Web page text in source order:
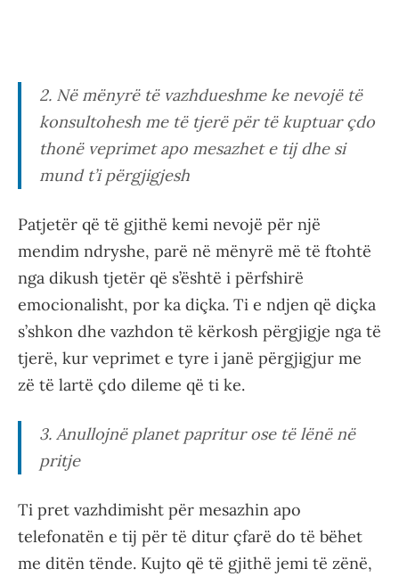
2. Në mënyrë të vazhdueshme ke nevojë të
konsultohesh me të tjerë për të kuptuar çdo
thonë veprimet apo mesazhet e tij dhe si
mund t’i përgjigjesh
Patjetër që të gjithë kemi nevojë për një
mendim ndryshe, parë në mënyrë më të ftohtë
nga dikush tjetër që s’është i përfshirë
emocionalisht, por ka diçka. Ti e ndjen që diçka
s’shkon dhe vazhdon të kërkosh përgjigje nga të
tjerë, kur veprimet e tyre i janë përgjigjur me
zë të lartë çdo dileme që ti ke.
3. Anullojnë planet papritur ose të lënë në
pritje
Ti pret vazhdimisht për mesazhin apo
telefonatën e tij për të ditur çfarë do të bëhet
me ditën tënde. Kujto që të gjithë jemi të zënë,